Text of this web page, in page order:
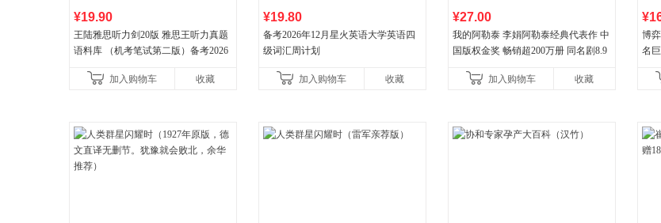
¥19.90
王陆雅思听力剑20版 雅思王听力真题
语料库 （机考笔试第二版）备考2026
新增在
加入购物车 收藏
¥19.80
备考2026年12月星火英语大学英语四
级词汇周计划
加入购物车 收藏
¥27.00
我的阿勒泰 李娟阿勒泰经典代表作 中
国版权金奖 畅销超200万册 同名剧8.9
加入购物车
收藏
博
名